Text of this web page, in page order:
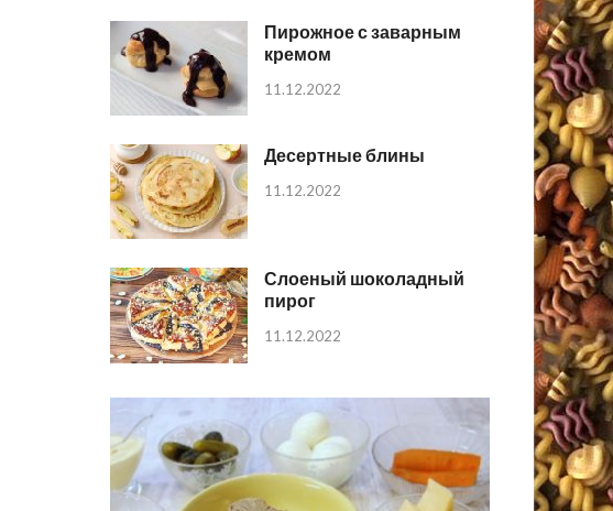
Пирожное с заварным
кремом
11.12.2022
Десертные блины
11.12.2022
Слоеный шоколадный
пирог
11.12.2022